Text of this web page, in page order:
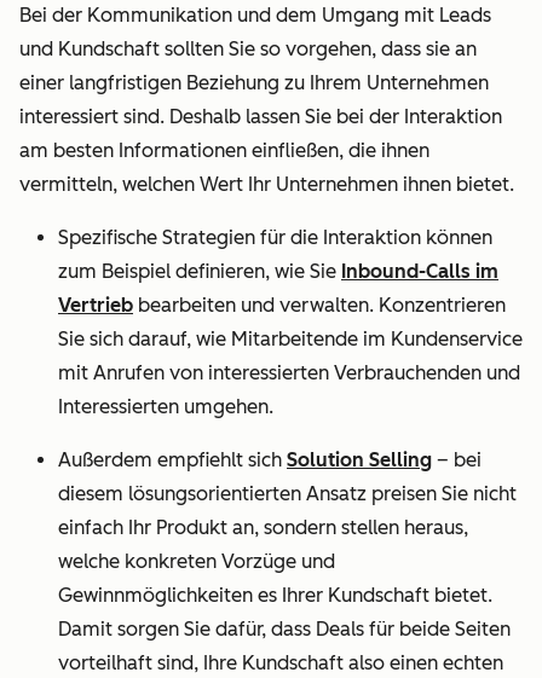
Bei der Kommunikation und dem Umgang mit Leads
und Kundschaft sollten Sie so vorgehen, dass sie an
einer langfristigen Beziehung zu Ihrem Unternehmen
interessiert sind. Deshalb lassen Sie bei der Interaktion
am besten Informationen einfließen, die ihnen
vermitteln, welchen Wert Ihr Unternehmen ihnen bietet.
Spezifische Strategien für die Interaktion können
zum Beispiel definieren, wie Sie Inbound-Calls im
Vertrieb bearbeiten und verwalten. Konzentrieren
Sie sich darauf, wie Mitarbeitende im Kundenservice
mit Anrufen von interessierten Verbrauchenden und
Interessierten umgehen.
Außerdem empfiehlt sich Solution Selling – bei
diesem lösungsorientierten Ansatz preisen Sie nicht
einfach Ihr Produkt an, sondern stellen heraus,
welche konkreten Vorzüge und
Gewinnmöglichkeiten es Ihrer Kundschaft bietet.
Damit sorgen Sie dafür, dass Deals für beide Seiten
vorteilhaft sind, Ihre Kundschaft also einen echten